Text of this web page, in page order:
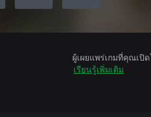
ผู้เผยแพร่เกมที่คุณเปิ
เรียนรู้เพิ่มเติม